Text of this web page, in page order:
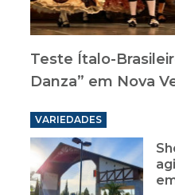
Teste Ítalo-
Danza” em Nova
VARIEDADES